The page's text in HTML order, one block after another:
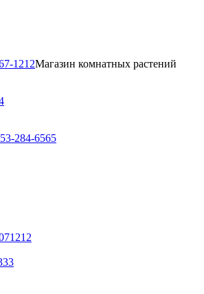
1212Магазин комнатных растений
284-6565